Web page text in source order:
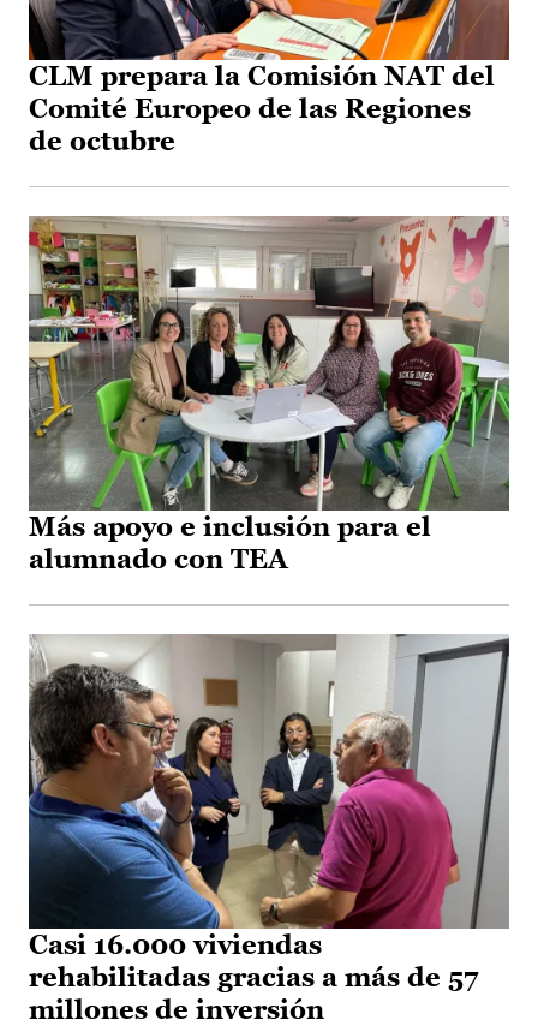
CLM prepara la Comisión NAT del
Comité Europeo de las Regiones
de octubre
Más apoyo e inclusión para el
alumnado con TEA
Casi 16.000 viviendas
rehabilitadas gracias a más de 57
millones de inversión